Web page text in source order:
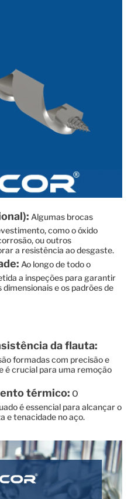
Algumas brocas
como o óxido
ou outros
a resistência ao desgaste.
Ao longo de todo o
a inspeções para garantir
e os padrões de
da flauta:
formadas com precisão e
é crucial para uma remoção
térmico: O
é essencial para alcançar o
e tenacidade no aço.